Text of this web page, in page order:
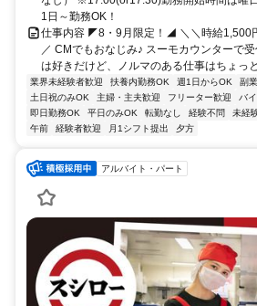
1日～勤務OK！
仕事内容 ◤8・9月限定！◢ ＼＼時給1,500
／ CMでもおなじみ♪ スーモカウンターで
は好きだけど、ノルマのある仕事はちょっ
業界未経験者歓迎 扶養内勤務OK 週1日からOK
副
土日祝のみOK
主婦・主夫歓迎 フリーター歓迎 バ
即日勤務OK
平日のみOK 転勤なし 経験不問 未経
午前
経験者歓迎 月1シフト提出 夕方
アルバイト・パート